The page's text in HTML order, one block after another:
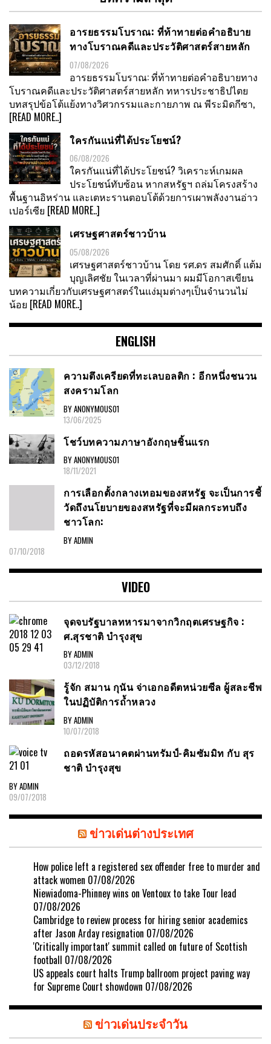
อารยธรรมโบราณ: ที่ท้าทายต่อคำอธิบาย
ทางโบราณคดีและประวัติศาสตร์สายหลัก
07/08/2026
อารยธรรมโบราณ: ที่ท้าทายต่อคำอธิบายทาง
โบราณคดีและประวัติศาสตร์สายหลัก ทหารประชาธิปไตย
บทสรุปข้อโต้แย้งทางวิศวกรรมและกายภาพ ณ พีระมิดกีซา,
[READ MORE..]
ใครกันแน่ที่ได้ประโยชน์?
06/08/2026
ใครกันแน่ที่ได้ประโยชน์? วิเคราะห์เกมผล
ประโยชน์ทับซ้อน หากสหรัฐฯ ถล่มโครงสร้าง
พื้นฐานอิหร่าน และเตหะรานตอบโต้ด้วยการเผาพลังงานอ่าว
เปอร์เซีย [READ MORE..]
เศรษฐศาสตร์ชาวบ้าน
05/08/2026
เศรษฐศาสตร์ชาวบ้าน โดย รศ.ดร สมศักดิ์ แต้ม
บุญเลิศชัย ในเวลาที่ผ่านมา ผมมีโอกาสเขียน
บทความเกี่ยวกับเศรษฐศาสตร์ในแง่มุมต่างๆเป็นจำนวนไม่
น้อย [READ MORE..]
ENGLISH
ความตึงเครียดที่ทะเลบอลติก : อีกหนึ่งชนวน
สงครามโลก
BY ANONYMOUS01
13/06/2025
โชว์บทความภาษาอังกฤษชิ้นแรก
BY ANONYMOUS01
18/11/2021
การเลือกตั้งกลางเทอมของสหรัฐ จะเป็นการชี้
วัดถึงนโยบายของสหรัฐที่จะมีผลกระทบถึง
ชาวโลก:
BY ADMIN
07/10/2018
VIDEO
จุดจบรัฐบาลทหารมาจากวิกฤตเศรษฐกิจ :
ศ.สุรชาติ บำรุงสุข
BY ADMIN
03/12/2018
รู้จัก สมาน กุนัน จ่าเอกอดีตหน่วยซีล ผู้สละชีพ
ในปฏิบัติการถ้ำหลวง
BY ADMIN
10/07/2018
ถอดรหัสอนาคตผ่านทรัมป์-คิมซัมมิท กับ สุร
ชาติ บำรุงสุข
BY ADMIN
09/07/2018
ข่าวเด่นต่างประเทศ
How police left a registered sex offender free to murder and
attack women 07/08/2026
Niewiadoma-Phinney wins on Ventoux to take Tour lead
07/08/2026
Cambridge to review process for hiring senior academics
after Jason Arday resignation 07/08/2026
'Critically important' summit called on future of Scottish
football 07/08/2026
US appeals court halts Trump ballroom project paving way
for Supreme Court showdown 07/08/2026
ข่าวเด่นประจำวัน